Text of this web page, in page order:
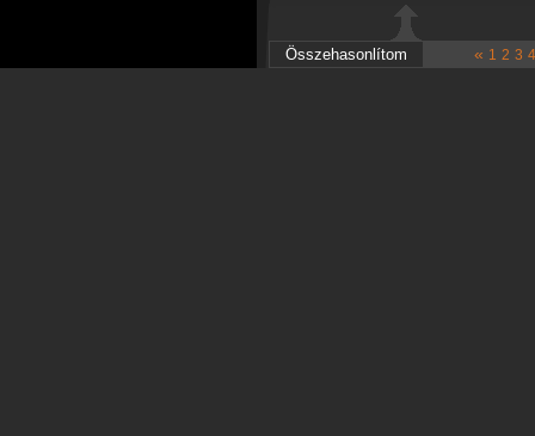
« 1 2 3 4